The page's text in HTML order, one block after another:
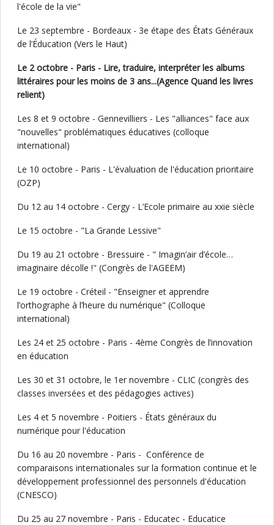
l'école de la vie"
Le 23 septembre - Bordeaux - 3e étape des États Généraux
de l’Éducation (Vers le Haut)
Le 2 octobre - Paris - Lire, traduire, interpréter les albums
littéraires pour les moins de 3 ans...(Agence Quand les livres
relient)
Les 8 et 9 octobre - Gennevilliers - Les "alliances" face aux
"nouvelles" problématiques éducatives (colloque
international)
Le 10 octobre - Paris - L'évaluation de l'éducation prioritaire
(OZP)
Du 12 au 14 octobre - Cergy - L’Ecole primaire au xxie siècle
Le 15 octobre - "La Grande Lessive"
Du 19 au 21 octobre - Bressuire - " Imagin’air d’école…
imaginaire décolle !" (Congrès de l'AGEEM)
Le 19 octobre - Créteil - "Enseigner et apprendre
l’orthographe à l’heure du numérique" (Colloque
international)
Les 24 et 25 octobre - Paris - 4ème Congrès de l’innovation
en éducation
Les 30 et 31 octobre, le 1er novembre - CLIC (congrès des
classes inversées et des pédagogies actives)
Les 4 et 5 novembre - Poitiers - États généraux du
numérique pour l'éducation
Du 16 au 20 novembre - Paris - Conférence de
comparaisons internationales sur la formation continue et le
développement professionnel des personnels d'éducation
(CNESCO)
Du 25 au 27 novembre - Paris - Educatec - Educatice